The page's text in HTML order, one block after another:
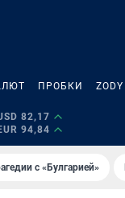
ПРОБКИ ZODY
82,17
94,84
с «Булгарией»